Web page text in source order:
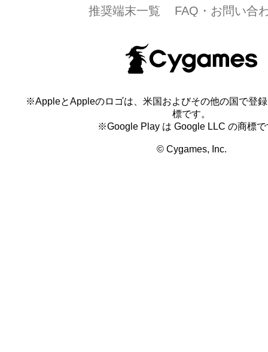
推奨端末一覧
FAQ・お問い合
※AppleとAppleのロゴは、米国およびその他の国で登
標です。
※Google Play は Google LLC の商標で
© Cygames, Inc.